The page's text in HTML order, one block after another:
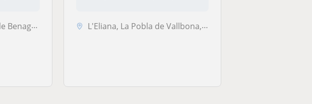
L'Eliana, La Pobla de Vallbona, Riba-Roja de Túria, San Antonio de Ben...